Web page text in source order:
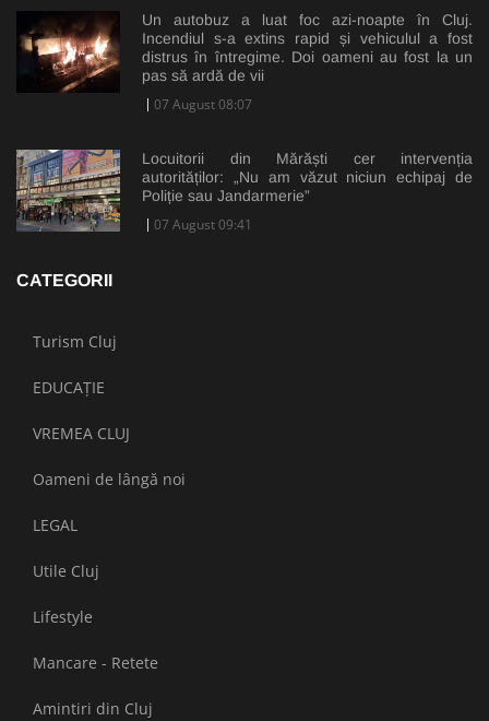
Un autobuz a luat foc azi-noapte în Cluj.
Incendiul s-a extins rapid și vehiculul a fost
distrus în întregime. Doi oameni au fost la un
pas să ardă de vii
07 August 08:07
Locuitorii din Mărăști cer intervenția
autorităților: „Nu am văzut niciun echipaj de
Poliție sau Jandarmerie”
07 August 09:41
CATEGORII
Turism Cluj
EDUCAȚIE
VREMEA CLUJ
Oameni de lângă noi
LEGAL
Utile Cluj
Lifestyle
Mancare - Retete
Amintiri din Cluj